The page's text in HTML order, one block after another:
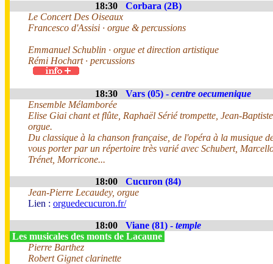
18:30
Corbara (2B)
Le Concert Des Oiseaux
Francesco d'Assisi · orgue & percussions
Emmanuel Schublin · orgue et direction artistique
Rémi Hochart · percussions
18:30 Vars (05) - centre oecumenique
Ensemble Mélamborée
Elise Giai chant et flûte, Raphaël Sérié trompette, Jean-
orgue.
Du classique à la chanson française, de l'opéra à la musique
vous porter par un répertoire très varié avec Schubert,
Trénet, Morricone...
18:00
Cucuron (84)
Jean-Pierre Lecaudey, orgue
Lien : orguedecucuron.fr/
18:00 Viane (81) - temple
Les musicales des monts de Lacaune
Pierre Barthez
Robert Gignet clarinette